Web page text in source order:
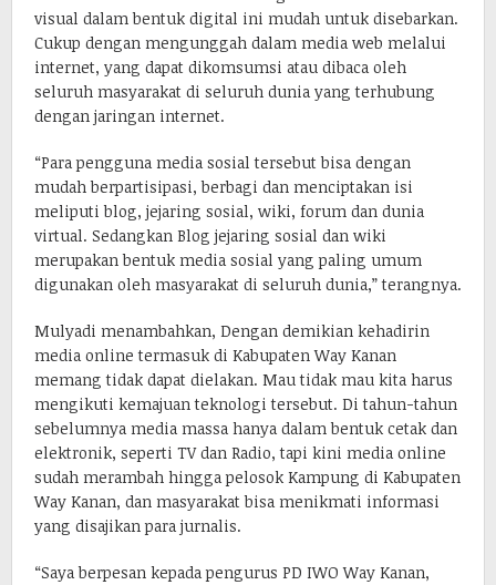
visual dalam bentuk digital ini mudah untuk disebarkan.
Cukup dengan mengunggah dalam media web melalui
internet, yang dapat dikomsumsi atau dibaca oleh
seluruh masyarakat di seluruh dunia yang terhubung
dengan jaringan internet.
“Para pengguna media sosial tersebut bisa dengan
mudah berpartisipasi, berbagi dan menciptakan isi
meliputi blog, jejaring sosial, wiki, forum dan dunia
virtual. Sedangkan Blog jejaring sosial dan wiki
merupakan bentuk media sosial yang paling umum
digunakan oleh masyarakat di seluruh dunia,” terangnya.
Mulyadi menambahkan, Dengan demikian kehadirin
media online termasuk di Kabupaten Way Kanan
memang tidak dapat dielakan. Mau tidak mau kita harus
mengikuti kemajuan teknologi tersebut. Di tahun-tahun
sebelumnya media massa hanya dalam bentuk cetak dan
elektronik, seperti TV dan Radio, tapi kini media online
sudah merambah hingga pelosok Kampung di Kabupaten
Way Kanan, dan masyarakat bisa menikmati informasi
yang disajikan para jurnalis.
“Saya berpesan kepada pengurus PD IWO Way Kanan,